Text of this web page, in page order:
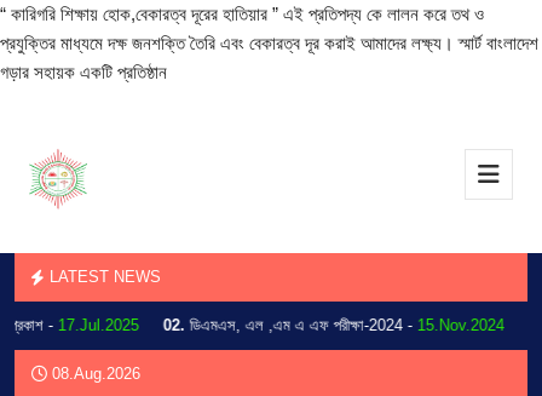
“ কারিগরি শিক্ষায় হোক,বেকারত্ব দূরের হাতিয়ার ” এই প্রতিপদ্য কে লালন করে তথ ও
প্রযুক্তির মাধ্যমে দক্ষ জনশক্তি তৈরি এবং বেকারত্ব দূর করাই আমাদের লক্ষ্য। স্মার্ট বাংলাদেশ
গড়ার সহায়ক একটি প্রতিষ্ঠান
LATEST NEWS
-17.Jul.2025 02. ডিএমএস, এল ,এম এ এফ পরীক্ষা-2024 -15.Nov.2024 03.
08.Aug.2026